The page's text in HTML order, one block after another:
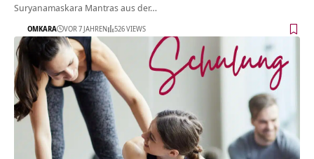
Suryanamaskara Mantras aus der…
OMKARA VOR 7 JAHREN 526 VIEWS